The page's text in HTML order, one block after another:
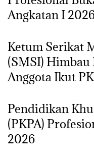
Angkatan I
Ketum Serikat
(SMSI) Himbau
Anggota Ikut
Pendidikan
(PKPA)
2026